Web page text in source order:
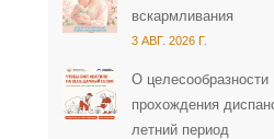
вскармливания
3 АВГ. 2026 Г.
О целесообразности
прохождения
летний период